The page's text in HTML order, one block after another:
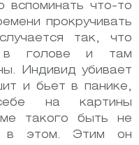
вспоминать что-то
прокручивать
так, что
в голове и там
Индивид убивает
и бьет в панике,
на картины
такого быть не
в этом. Этим он